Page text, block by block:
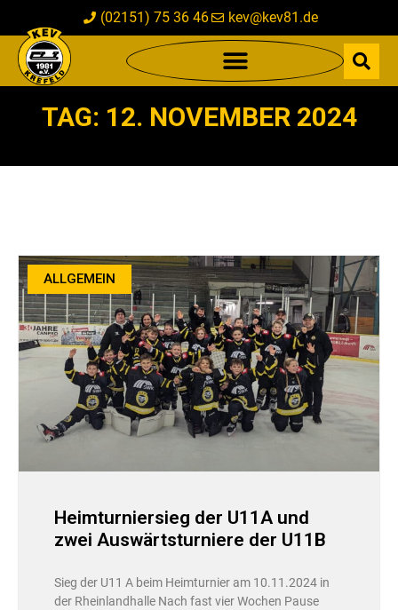
(02151) 75 36 46 kev@kev81.de
TAG: 12. NOVEMBER 2024
ALLGEMEIN
Heimturniersieg der U11A und
zwei Auswärtsturniere der U11B
Sieg der U11 A beim Heimturnier am 10.11.2024 in
der Rheinlandhalle Nach fast vier Wochen Pause